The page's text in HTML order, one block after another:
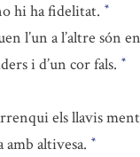
hi ha fidelitat. *
l’un a l’altre són
i d’un cor fals. *
els llavis
amb altivesa. *